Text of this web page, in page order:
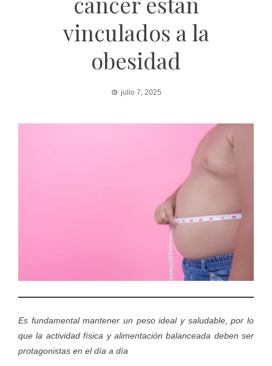
vinculados a la
obesidad
julio 7, 2025
Es fundamental mantener un peso ideal y saludable, por lo
que la actividad física y alimentación balanceada deben ser
protagonistas en el día a día